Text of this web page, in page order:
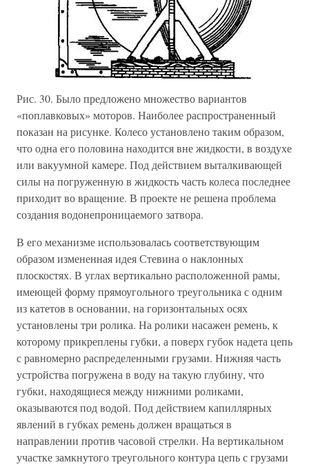
Рис. 30. Было предложено множество вариантов
«поплавковых» моторов. Наиболее распространенный
показан на рисунке. Колесо установлено таким образом,
что одна его половина находится вне жидкости, в воздухе
или вакуумной камере. Под действием выталкивающей
силы на погруженную в жидкость часть колеса последнее
приходит во вращение. В проекте не решена проблема
создания водонепроницаемого затвора.
В его механизме использовалась соответствующим
образом измененная идея Стевина о наклонных
плоскостях. В углах вертикально расположенной рамы,
имеющей форму прямоугольного треугольника с одним
из катетов в основании, на горизонтальных осях
установлены три ролика. На ролики насажен ремень, к
которому прикреплены губки, а поверх губок надета цепь
с равномерно распределенными грузами. Нижняя часть
устройства погружена в воду на такую глубину, что
губки, находящиеся между нижними роликами,
оказываются под водой. Под действием капиллярных
явлений в губках ремень должен вращаться в
направлении против часовой стрелки. На вертикальном
участке замкнутого треугольного контура цепь с грузами